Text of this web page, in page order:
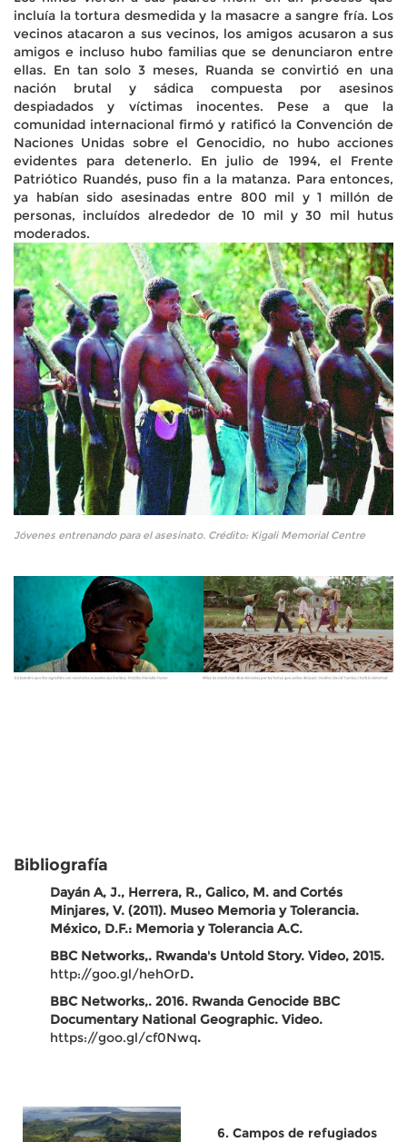
incluía la tortura desmedida y la masacre a sangre fría. Los
vecinos atacaron a sus vecinos, los amigos acusaron a sus
amigos e incluso hubo familias que se denunciaron entre
ellas. En tan solo 3 meses, Ruanda se convirtió en una
nación brutal y sádica compuesta por asesinos
despiadados y víctimas inocentes. Pese a que la
comunidad internacional firmó y ratificó la Convención de
Naciones Unidas sobre el Genocidio, no hubo acciones
evidentes para detenerlo. En julio de 1994, el Frente
Patriótico Ruandés, puso fin a la matanza. Para entonces,
ya habían sido asesinadas entre 800 mil y 1 millón de
personas, incluídos alrededor de 10 mil y 30 mil hutus
moderados.
Jóvenes entrenando para el asesinato. Crédito: Kigali Memorial Centre
Bibliografía
Dayán A, J., Herrera, R., Galico, M. and Cortés
Minjares, V. (2011). Museo Memoria y Tolerancia.
México, D.F.: Memoria y Tolerancia A.C.
BBC Networks,. Rwanda's Untold Story. Video, 2015.
http://goo.gl/hehOrD.
BBC Networks,. 2016. Rwanda Genocide BBC
Documentary National Geographic. Video.
https://goo.gl/cf0Nwq.
6. Campos de refugiados